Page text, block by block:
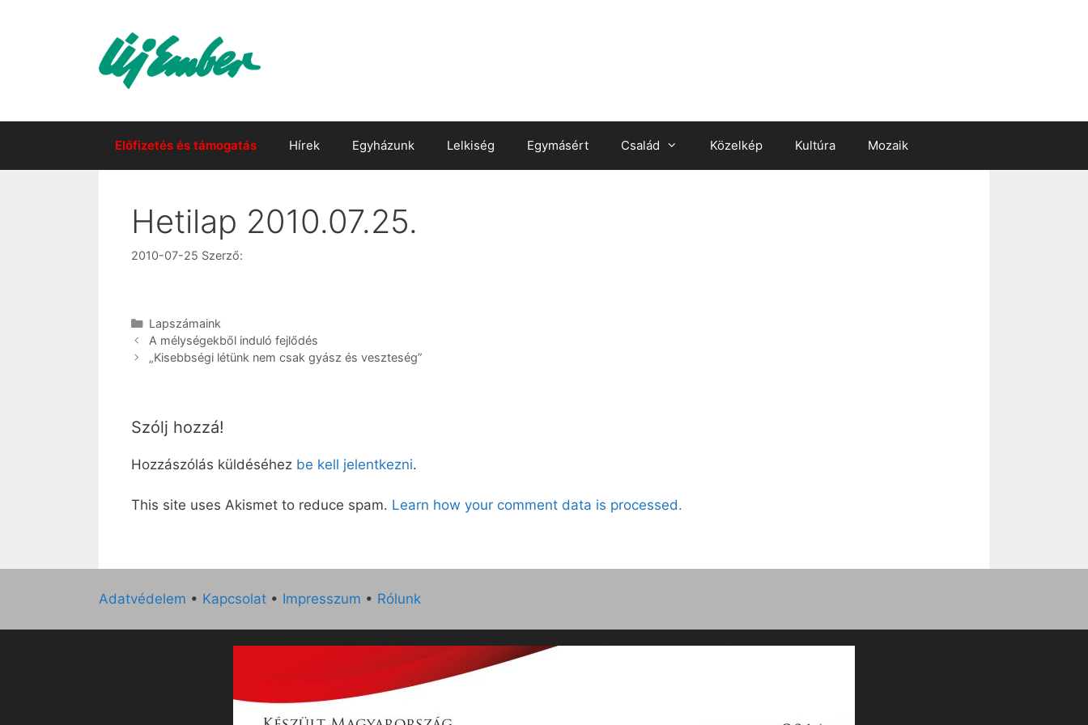
Előfizetés és támogatás Hírek Egyházunk Lelkiség Egymásért Család Közelkép Kultúra Mozaik
Hetilap 2010.07.25.
2010-07-25 Szerző:
Kategória
Lapszámaink
A mélységekből induló fejlődés
„Kisebbségi létünk nem csak gyász és veszteség”
Szólj hozzá!
Hozzászólás küldéséhez be kell jelentkezni.
This site uses Akismet to reduce spam. Learn how your comment data is processed.
Adatvédelem • Kapcsolat • Impresszum • Rólunk